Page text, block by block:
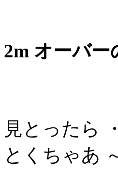
2m オーバー
見とったら
とくちゃあ